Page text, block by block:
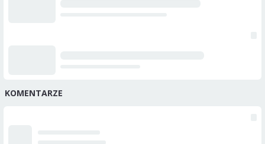
KOMENTARZE